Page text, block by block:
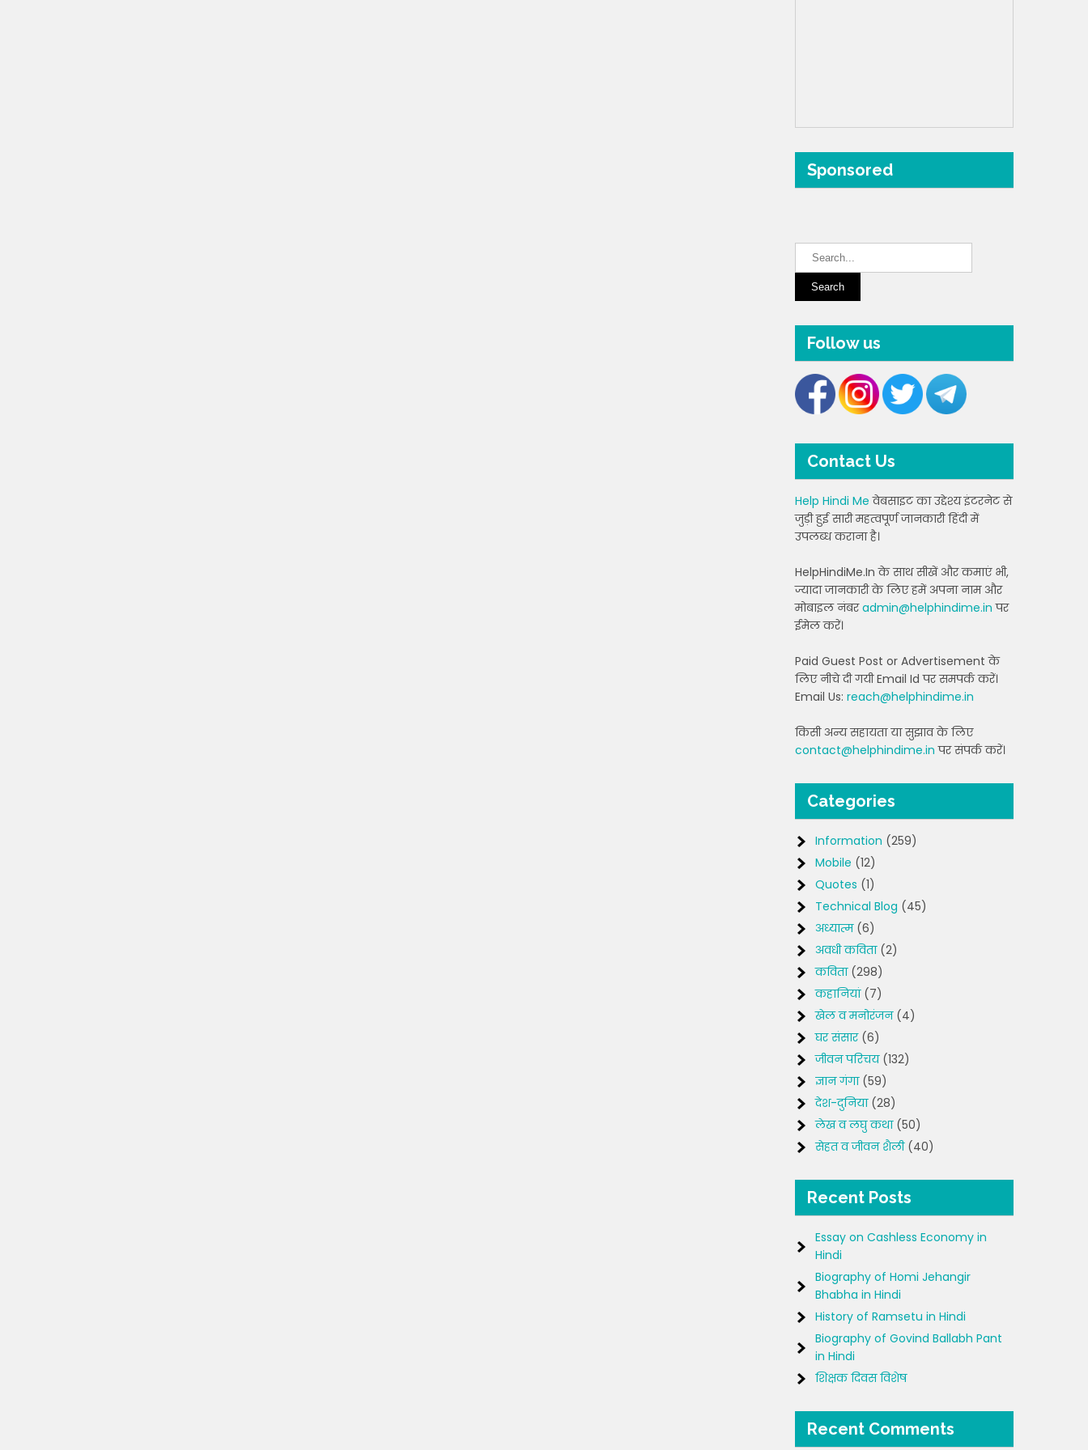
Sponsored
Follow us
Contact Us
Help Hindi Me वेबसाइट का उद्देश्य इंटरनेट से
जुड़ी हुई सारी महत्वपूर्ण जानकारी हिंदी में
उपलब्ध कराना है।
HelpHindiMe.In के साथ सीखें और कमाएं भी,
ज्यादा जानकारी के लिए हमें अपना नाम और
मोबाइल नंबरadmin@helphindime.in पर
ईमेल करें।
Paid Guest Post or Advertisement के
लिए नीचे दी गयी Email Id पर समपर्क करें।
Email Us: reach@helphindime.in
किसी अन्य सहायता या सुझाव के लिए
contact@helphindime.in पर संपर्क करें।
Categories
Information (259)
Mobile (12)
Quotes (1)
Technical Blog (45)
अध्यात्म(6)
अवधी कविता(2)
कविता(298)
कहानियां(7)
खेल व मनोरंजन(4)
घर संसार(6)
जीवन परिचय(132)
ज्ञान गंगा(59)
देश-दुनिया(28)
लेख व लघु कथा(50)
सेहत व जीवन शैली(40)
Recent Posts
Essay on Cashless Economy in
Hindi
Biography of Homi Jehangir
Bhabha in Hindi
History of Ramsetu in Hindi
Biography of Govind Ballabh Pant
in Hindi
शिक्षक दिवस विशेष
Recent Comments